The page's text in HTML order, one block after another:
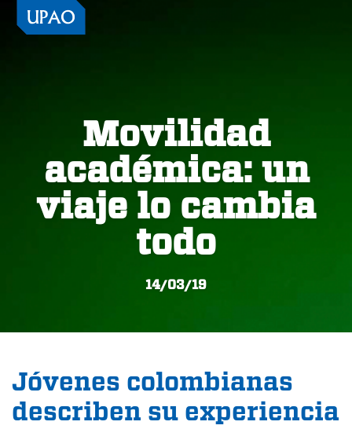
Movilidad
académica: un
viaje lo cambia
todo
14/03/19
Jóvenes colombianas
describen su experiencia